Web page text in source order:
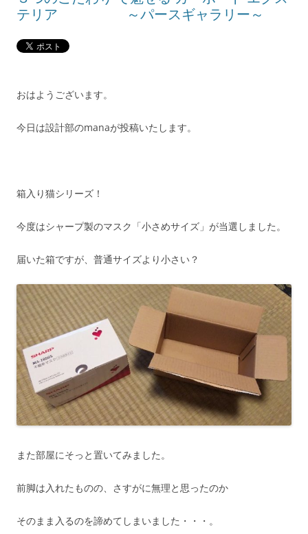
テリア ～パースギャラリー～
おはようございます。
今日は設計部のmanaが投稿いたします。
箱入り猫シリーズ！
今度はシャープ製のマスク「小さめサイズ」が当選しました。
届いた箱ですが、普通サイズより小さい？
また部屋にそっと置いてみました。
前脚は入れたものの、さすがに無理と思ったのか
そのまま入るのを諦めてしまいました・・・。